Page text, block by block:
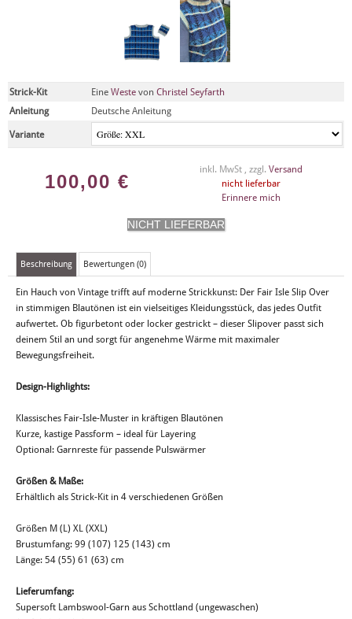
Strick-Kit Eine Weste von Christel Seyfarth
Anleitung
Deutsche Anleitung
Variante
100,00 €
inkl. MwSt , zzgl. Versand
nicht lieferbar
Erinnere mich
Beschreibung Bewertungen (0)
Ein Hauch von Vintage trifft auf moderne Strickkunst: Der Fair Isle Slip Over
in stimmigen Blautönen ist ein vielseitiges Kleidungsstück, das jedes Outfit
aufwertet. Ob figurbetont oder locker gestrickt – dieser Slipover passt sich
deinem Stil an und sorgt für angenehme Wärme mit maximaler
Bewegungsfreiheit.
Design-Highlights:
Klassisches Fair-Isle-Muster in kräftigen Blautönen
Kurze, kastige Passform – ideal für Layering
Optional: Garnreste für passende Pulswärmer
Größen & Maße:
Erhältlich als Strick-Kit in 4 verschiedenen Größen
Größen M (L) XL (XXL)
Brustumfang: 99 (107) 125 (143) cm
Länge: 54 (55) 61 (63) cm
Lieferumfang:
Supersoft Lambswool-Garn aus Schottland (ungewaschen)